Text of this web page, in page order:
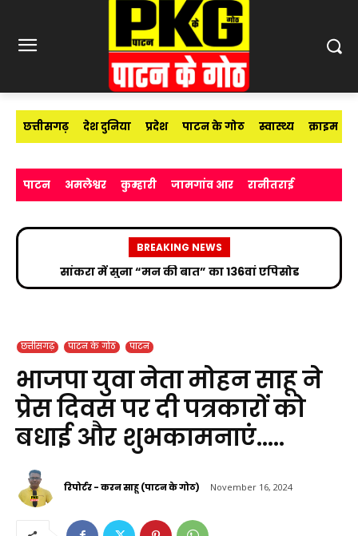
छत्तीसगढ़ देश दुनिया प्रदेश पाटन के गोठ स्वास्थ्य क्राइम
पाटन अमलेश्वर कुम्हारी जामगांव आर रानीतराई
BREAKING NEWS
आईआईटी भिलाई में 600 नए छात्रों का स्वागत, डायरेक्टर
बोले— ‘एडमिशन नहीं, सफलता की असली शुरुआत है’
छत्तीसगढ़ पाटन के गोठ पाटन
भाजपा युवा नेता मोहन साहू ने
प्रेस दिवस पर दी पत्रकारों को
बधाई और शुभकामनाएं…..
रिपोर्टर - करन साहू (पाटन के गोठ) November 16, 2024